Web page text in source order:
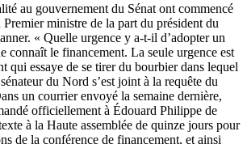
au gouvernement du Sénat ont commencé
ministre de la part du président du
« Quelle urgence y a-t-il d’adopter un
connaît le financement. La seule urgence est
qui essaye de se tirer du bourbier dans lequel
du Nord s’est joint à la requête du
un courrier envoyé la semaine dernière,
officiellement à Édouard Philippe de
à la Haute assemblée de quinze jours pour
de la conférence de financement, et ainsi